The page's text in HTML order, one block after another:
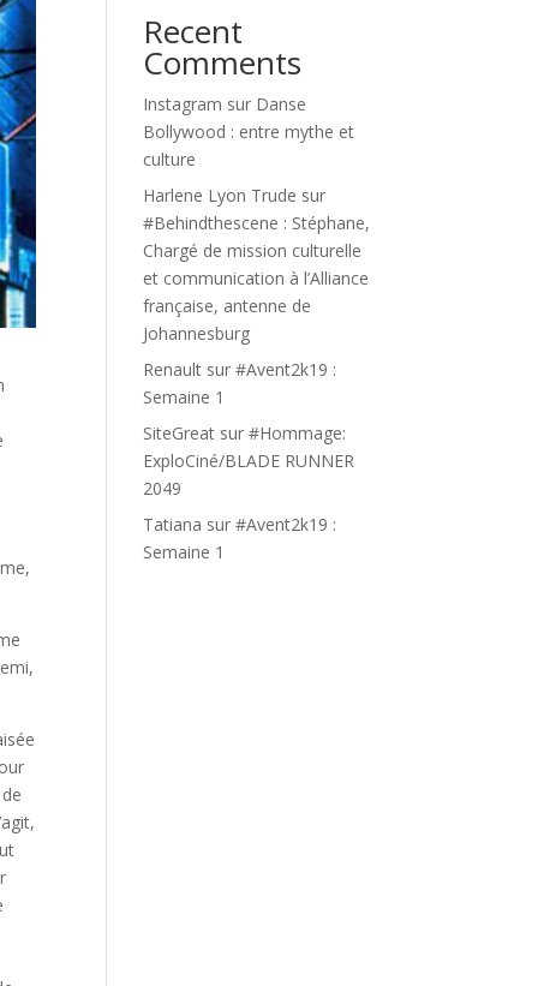
Recent
Comments
Instagram sur Danse
Bollywood : entre mythe et
culture
Harlene Lyon Trude sur
#Behindthescene : Stéphane,
Chargé de mission culturelle
et communication à l’Alliance
française, antenne de
Johannesburg
Renault sur#Avent2k19 :
Semaine 1
SiteGreat sur#Hommage:
ExploCiné/BLADE RUNNER
2049
Tatiana sur#Avent2k19 :
Semaine 1